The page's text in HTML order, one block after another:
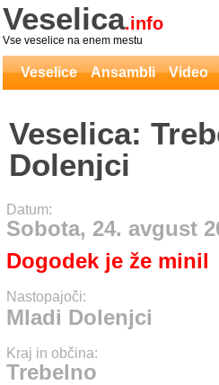
Veselica.info
Vse veselice na enem mestu
Veselice Ansambli Video
Veselica:
Dolenjci
Datum:
Sobota, 24. avgust
Dogodek je že minil
Nastopajoči:
Mladi Dolenjci
Kraj in občina:
Trebelno